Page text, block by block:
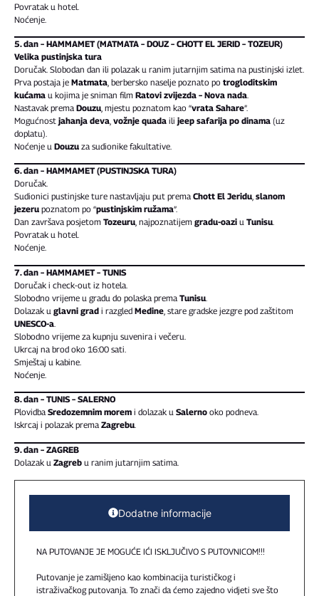
Povratak u hotel.
Noćenje.
5. dan – HAMMAMET (MATMATA – DOUZ – CHOTT EL JERID – TOZEUR)
Velika pustinjska tura
Doručak. Slobodan dan ili polazak u ranim jutarnjim satima na pustinjski izlet.
Prva postaja je Matmata , berbersko naselje poznato po trogloditskim
kućama u kojima je sniman film Ratovi zvijezda – Nova nada
Nastavak prema Douzu , mjestu poznatom kao “vrata Sahare”.
Mogućnost jahanja deva vožnje quada ili jeep safarija po dinama (uz
doplatu).
Noćenje u Douzu za sudionike fakultative.
6. dan – HAMMAMET (PUSTINJSKA TURA)
Doručak.
Sudionici pustinjske ture nastavljaju put prema Chott El Jeridu, slanom
jezeru poznatom po “pustinjskim ružama”.
Dan završava posjetom Tozeuru, najpoznatijem gradu-oazi u Tunisu.
Povratak u hotel.
Noćenje.
7. dan – HAMMAMET – TUNIS
Doručak i check-out iz hotela.
Slobodno vrijeme u gradu do polaska prema Tunisu
Dolazak u glavni grad i razgled Medine , stare gradske jezgre pod zaštitom
UNESCO-a
Slobodno vrijeme za kupnju suvenira i večeru.
Ukrcaj na brod oko 16:00 sati.
Smještaj u kabine.
Noćenje.
8. dan – TUNIS – SALERNO
Plovidba Sredozemnim morem i dolazak u Salerno oko podneva.
Iskrcaj i polazak prema Zagrebu.
9. dan – ZAGREB
Dolazak u Zagreb u ranim jutarnjim satima.
Dodatne informacije
NA PUTOVANJE JE MOGUĆE IĆI ISKLJUČIVO S PUTOVNICOM!!!
Putovanje je zamišljeno kao kombinacija turističkog i
istraživačkog putovanja. To znači da ćemo zajedno vidjeti sve što